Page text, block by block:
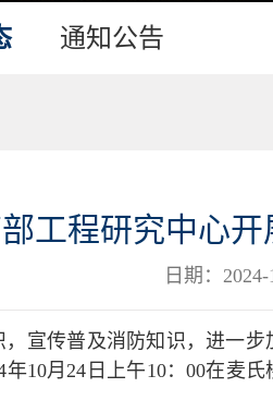
通知公告
工程研究中心
日期：2024-
宣传普及消防知识，进一
10月24日上午10：00在麦